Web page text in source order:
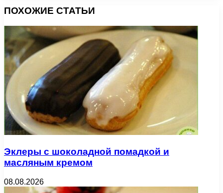
ПОХОЖИЕ СТАТЬИ
Эклеры с шоколадной помадкой и
масляным кремом
08.08.2026